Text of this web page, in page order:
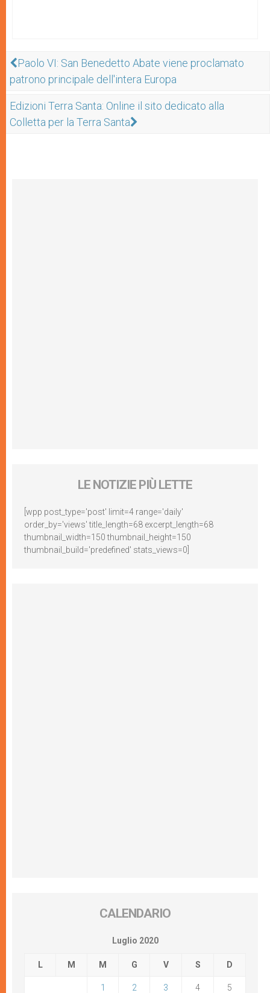
Paolo VI: San Benedetto Abate viene proclamato
patrono principale dell'intera Europa
Edizioni Terra Santa: Online il sito dedicato alla
Colletta per la Terra Santa
LE NOTIZIE PIÙ LETTE
[wpp post_type='post' limit=4 range='daily'
order_by='views' title_length=68 excerpt_length=68
thumbnail_width=150 thumbnail_height=150
thumbnail_build='predefined' stats_views=0]
CALENDARIO
Luglio 2020
L M M G V S D
1 2 3 4 5